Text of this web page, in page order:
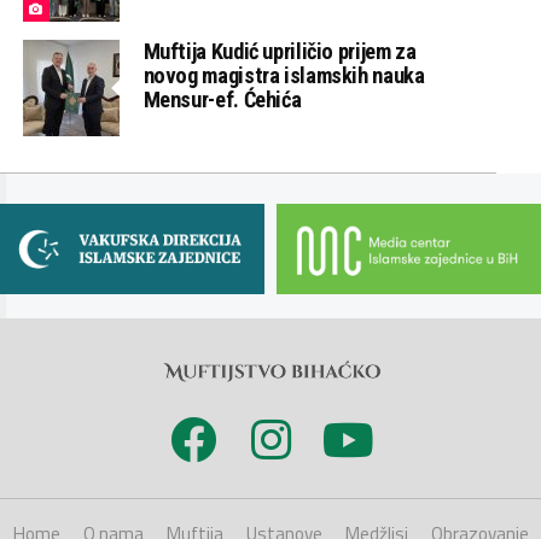
Muftija Kudić upriličio prijem za
novog magistra islamskih nauka
Mensur-ef. Ćehića